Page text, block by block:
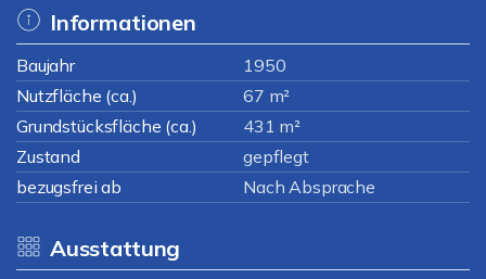
Informationen
Baujahr
1950
Nutzfläche (ca.)
67 m²
Grundstücksfläche (ca.)
431 m²
Zustand
gepflegt
bezugsfrei ab
Nach Absprache
Ausstattung